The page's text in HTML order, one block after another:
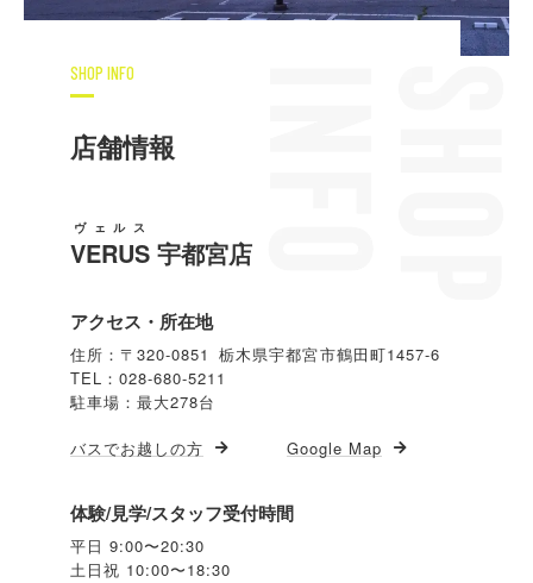
SHOP INFO
店舗情報
VERUS
ヴェルス
宇都宮店
アクセス・所在地
住所：〒320-0851 栃木県宇都宮市鶴田町1457-6
TEL：028-680-5211
駐車場：最大278台
バスでお越しの方 Google Map
体験/見学/スタッフ受付時間
平日 9:00〜20:30
土日祝 10:00〜18:30